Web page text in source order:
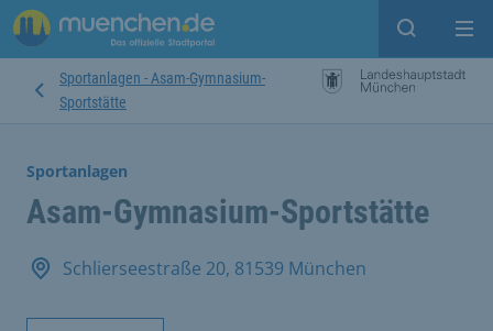
Suche
Sportanlagen - Asam-Gymnasium-
Sportstätte
Sportanlagen
Asam-Gymnasium-Sportstätte
Schlierseestraße 20, 81539 München